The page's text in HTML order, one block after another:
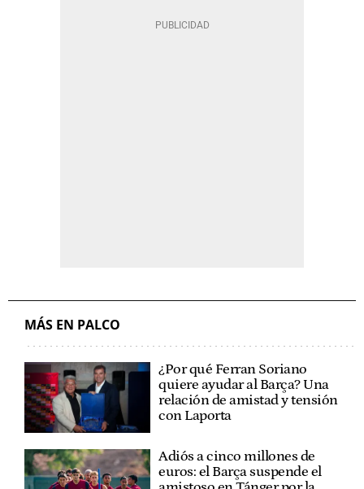
MÁS EN PALCO
¿Por qué Ferran Soriano
quiere ayudar al Barça? Una
relación de amistad y tensión
con Laporta
Adiós a cinco millones de
euros: el Barça suspende el